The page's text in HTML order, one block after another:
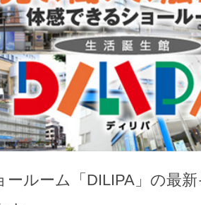
ールーム「DILIPA」の最